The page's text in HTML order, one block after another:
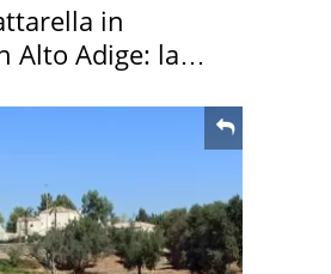
in
Alto Adige: la